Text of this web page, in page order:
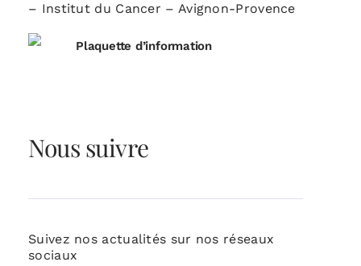
– Institut du Cancer – Avignon-Provence
Plaquette d’information
Nous suivre
Suivez nos actualités sur nos réseaux
sociaux